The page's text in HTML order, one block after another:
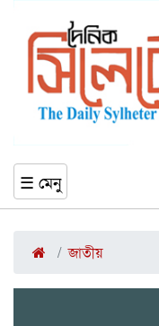
☰ মেনু
জাতীয়